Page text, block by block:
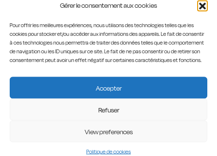
Gérer le consentement aux cookies
Pour offrir les meilleures expériences, nous utilisons des technologies telles que les
cookies pour stocker et/ou accéder aux informations des appareils. Le fait de consentir
à ces technologies nous permettra de traiter des données telles que le comportement
de navigation ou les ID uniques sur ce site. Le fait de ne pas consentir ou de retirer son
consentement peut avoir un effet négatif sur certaines caractéristiques et fonctions.
Accepter
Refuser
View preferences
Politique de cookies
SCÉNOGRAPHIE
Auffray Deghorain
CRÉATION LUMIÈRES
Thomas Vanneste
Avec Alexandre Crepet,
Alexis Goslain